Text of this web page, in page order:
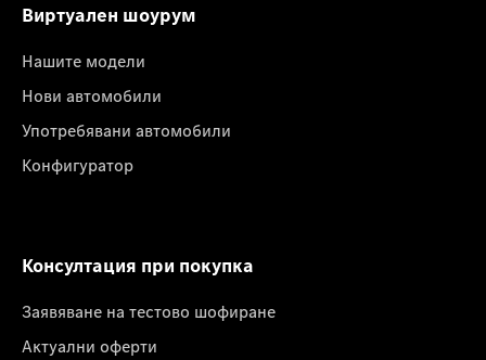
Виртуален шоурум
Нашите модели
Нови автомобили
Употребявани автомобили
Конфигуратор
Консултация при покупка
Заявяване на тестово шофиране
Актуални оферти